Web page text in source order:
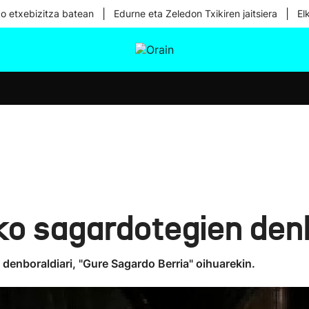
etxebizitza batean Edurne eta Zeledon Txikiren jaitsiera
sagardotegien
"Gure Sagardo Berria" oihuarekin.